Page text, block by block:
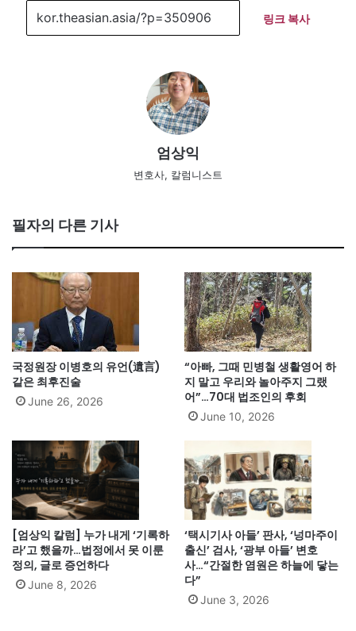
링크 복사
엄상익
변호사, 칼럼니스트
필자의 다른 기사
국정원장 이병호의 유언(遺言)
같은 최후진술
June 26, 2026
“아빠, 그때 민병철 생활영어 하
지 말고 우리와 놀아주지 그랬
어”…70대 법조인의 후회
June 10, 2026
[엄상익 칼럼] 누가 내게 ‘기록하
라’고 했을까…법정에서 못 이룬
정의, 글로 증언하다
June 8, 2026
‘택시기사 아들’ 판사, ‘넝마주이
출신’ 검사, ‘광부 아들’ 변호
사…“간절한 염원은 하늘에 닿는
다”
June 3, 2026